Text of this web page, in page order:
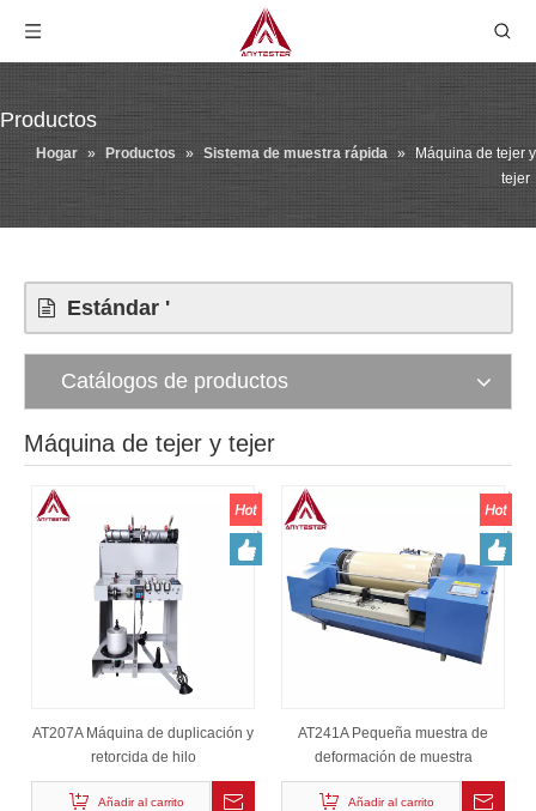
Productos
Hogar » Productos » Sistema de muestra rápida »
Máquina de tejer y
tejer
Estándar '
Catálogos de productos
Máquina de tejer y tejer
AT207A Máquina de duplicación y
retorcida de hilo
Añadir al carrito
AT241A Pequeña muestra de
deformación de muestra
Añadir al carrito